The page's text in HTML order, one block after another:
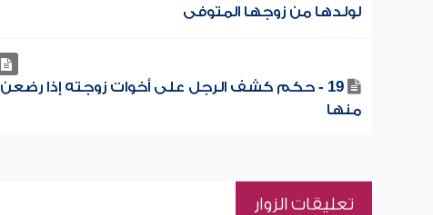
لولدها من زوجها المتوفى
19 - حكم كشف الرجل على أخوات زوجته إذا رضعن
منها
تعليقات الزوار